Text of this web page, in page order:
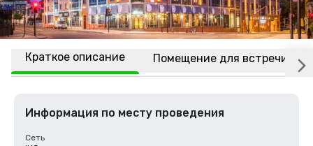
Краткое описание Помещение для встречи
Информация по месту проведения
Сеть